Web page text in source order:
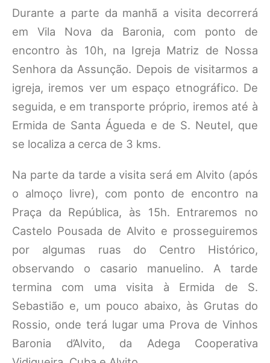
Durante a parte da manhã a visita decorrerá
em Vila Nova da Baronia, com ponto de
encontro às 10h, na Igreja Matriz de Nossa
Senhora da Assunção. Depois de visitarmos a
igreja, iremos ver um espaço etnográfico. De
seguida, e em transporte próprio, iremos até à
Ermida de Santa Águeda e de S. Neutel, que
se localiza a cerca de 3 kms.
Na parte da tarde a visita será em Alvito (após
o almoço livre), com ponto de encontro na
Praça da República, às 15h. Entraremos no
Castelo Pousada de Alvito e prosseguiremos
por algumas ruas do Centro Histórico,
observando o casario manuelino. A tarde
termina com uma visita à Ermida de S.
Sebastião e, um pouco abaixo, às Grutas do
Rossio, onde terá lugar uma Prova de Vinhos
Baronia d’Alvito, da Adega Cooperativa